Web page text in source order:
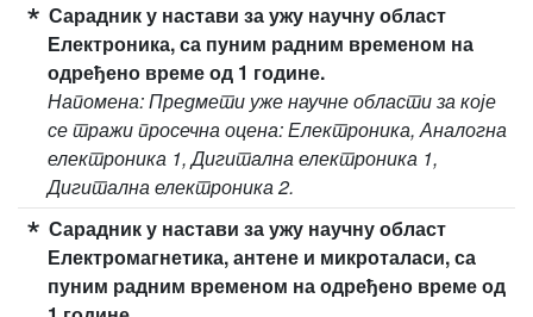
Сарадник у настави за ужу научну област
Електроника, са пуним радним временом на
одређено време од 1 године.
Напомена: Предмети уже научне области за које
се тражи просечна оцена: Електроника, Аналогна
електроника 1, Дигитална електроника 1,
Дигитална електроника 2.
Сарадник у настави за ужу научну област
Електромагнетика, антене и микроталаси, са
пуним радним временом на одређено време од